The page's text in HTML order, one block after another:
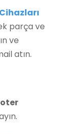
parça ve
ve
atın.